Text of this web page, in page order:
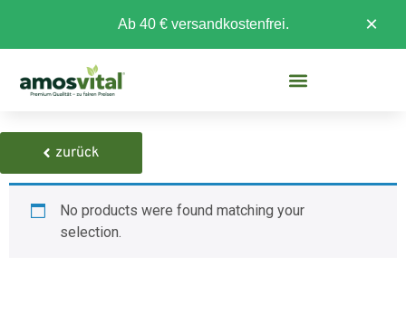
Ab 40 € versandkostenfrei. ×
zurück
No products were found matching your
selection.